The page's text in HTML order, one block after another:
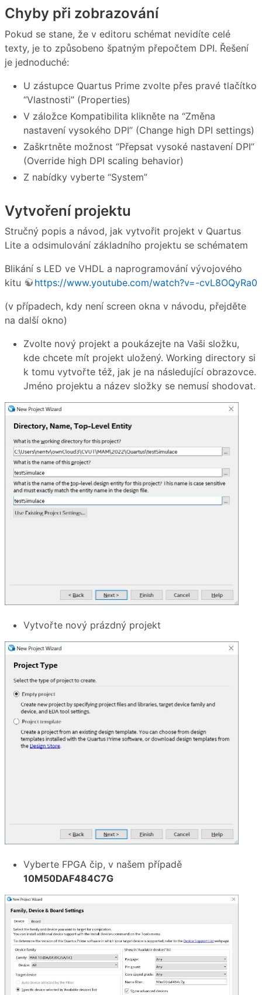
Chyby při zobrazování
Pokud se stane, že v editoru schémat nevidíte celé
texty, je to způsobeno špatným přepočtem DPI. Řešení
je jednoduché:
U zástupce Quartus Prime zvolte přes pravé tlačítko
“Vlastnosti” (Properties)
V záložce Kompatibilita klikněte na “Změna
nastavení vysokého DPI” (Change high DPI settings)
Zaškrtněte možnost “Přepsat vysoké nastavení DPI”
(Override high DPI scaling behavior)
Z nabídky vyberte “System”
Vytvoření projektu
Stručný popis a návod, jak vytvořit projekt v Quartus
Lite a odsimulování základního projektu se schématem
Blikání s LED ve VHDL a naprogramování vývojového
kitu
https://www.youtube.com/watch?v=-cvL8OQyRa0
(v případech, kdy není screen okna v návodu, přejděte
na další okno)
Zvolte nový projekt a poukázejte na Vaši složku,
kde chcete mít projekt uložený. Working directory si
k tomu vytvořte též, jak je na následující obrazovce.
Jméno projektu a název složky se nemusí shodovat.
Vytvořte nový prázdný projekt
Vyberte FPGA čip, v našem případě
10M50DAF484C7G